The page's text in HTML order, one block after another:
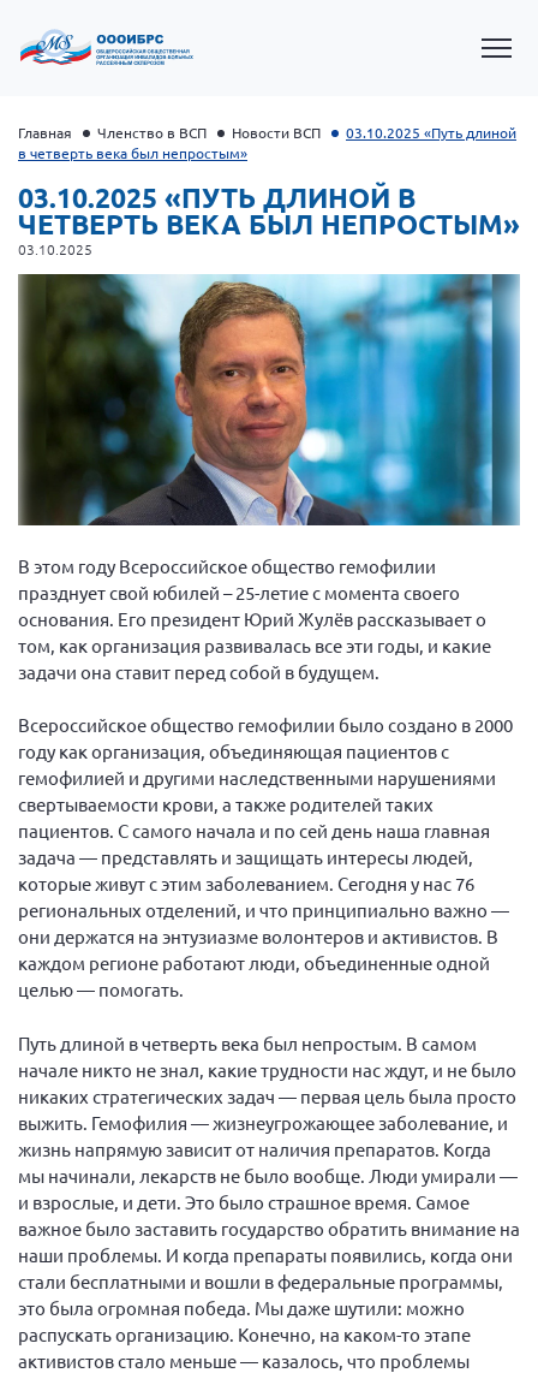
Президент Власов Я.В.
Первый вице-президент Кичигина Н. Ф.
Генеральный директор Матвиевская О.В.
Вице-президент Зрячева Н.В.
Вице-президент Шишлянников Ф.В.
Информационная служба
Отдел международных отношений
Вице-президент Черненко Д.Е.
Вице-президент Чернова А.В.
Вице-президент Цикорин И.В.
Вице-президент Груба Л.В.
Главный бухгалтер Жаворонкова Г.М.
Конференция ОООИБРС 2026
Конференция ОООИБРС 2025
Экспертный совет ОООИБРС 2025
Конференция ОООИБРС 2023
Конференция ОООИБРС 2022
Конференция ОООИБРС 2021
Конференция ВСЭ 2021
Конференция ОООИБРС 2020
Документы съездов
Первый съезд
Второй съезд
Третий съезд
Главная Членство в ВСП Новости ВСП
03.10.2025 «Путь длиной
в четверть века был непростым»
03.10.2025 «ПУТЬ ДЛИНОЙ В
ЧЕТВЕРТЬ ВЕКА БЫЛ НЕПРОСТЫМ»
03.10.2025
В этом году Всероссийское общество гемофилии
празднует свой юбилей – 25-летие с момента своего
основания. Его президент Юрий Жулёв рассказывает о
том, как организация развивалась все эти годы, и какие
задачи она ставит перед собой в будущем.
Всероссийское общество гемофилии было создано в 2000
году как организация, объединяющая пациентов с
гемофилией и другими наследственными нарушениями
свертываемости крови, а также родителей таких
пациентов. С самого начала и по сей день наша главная
задача — представлять и защищать интересы людей,
которые живут с этим заболеванием. Сегодня у нас 76
региональных отделений, и что принципиально важно —
они держатся на энтузиазме волонтеров и активистов. В
каждом регионе работают люди, объединенные одной
целью — помогать.
Путь длиной в четверть века был непростым. В самом
начале никто не знал, какие трудности нас ждут, и не было
никаких стратегических задач — первая цель была просто
выжить. Гемофилия — жизнеугрожающее заболевание, и
жизнь напрямую зависит от наличия препаратов. Когда
мы начинали, лекарств не было вообще. Люди умирали —
и взрослые, и дети. Это было страшное время. Самое
важное было заставить государство обратить внимание на
наши проблемы. И когда препараты появились, когда они
стали бесплатными и вошли в федеральные программы,
это была огромная победа. Мы даже шутили: можно
распускать организацию. Конечно, на каком-то этапе
активистов стало меньше — казалось, что проблемы